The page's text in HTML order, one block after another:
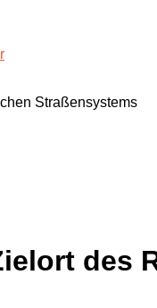
Straßensystems
des